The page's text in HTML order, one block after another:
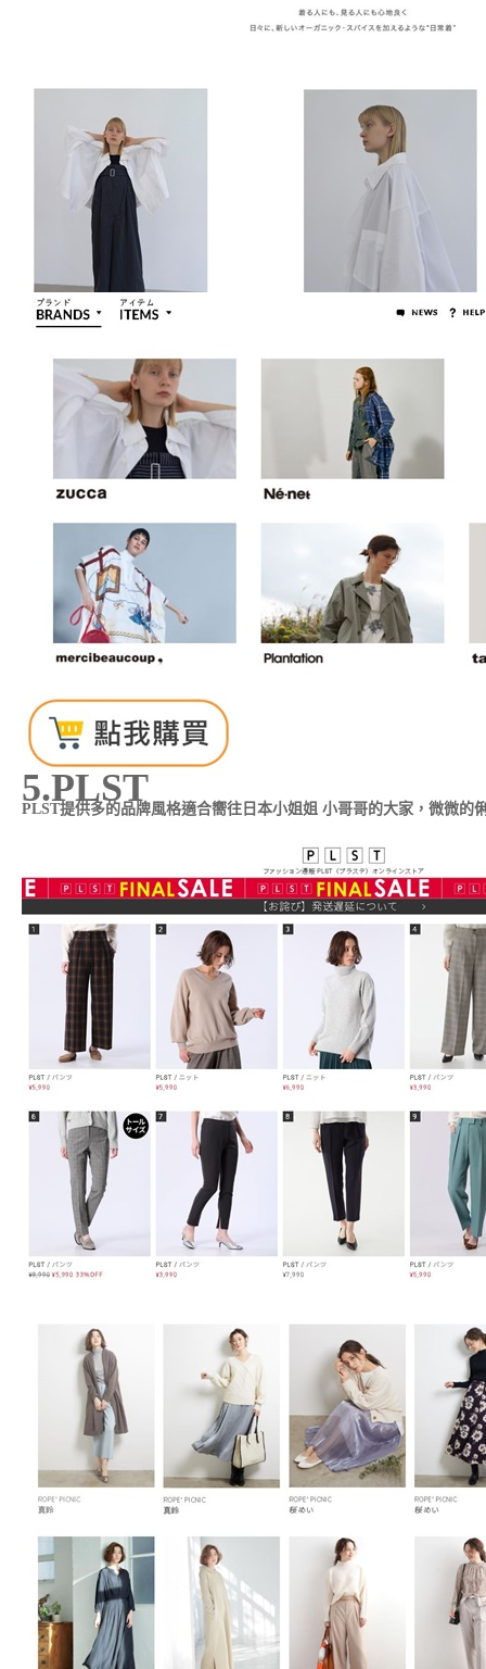
5.PLST
PLST提供多的品牌風格適合嚮往日本小姐姐 小哥哥的大家，微微的